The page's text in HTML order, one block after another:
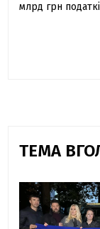
млрд грн
ТЕМА